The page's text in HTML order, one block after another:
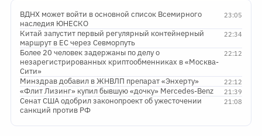
23:05
ВДНХ может войти в основной список Всемирного
наследия ЮНЕСКО
22:34
Китай запустит первый регулярный контейнерный
маршрут в ЕС через Севморпуть
22:12
Более 20 человек задержаны по делу о
незарегистрированных криптообменниках в «Москва-
Сити»
22:12
Минздрав добавил в ЖНВЛП препарат «Энхерту»
21:39
«Флит Лизинг» купил бывшую «дочку» Mercedes-Benz
21:08
Сенат США одобрил законопроект об ужесточении
санкций против РФ